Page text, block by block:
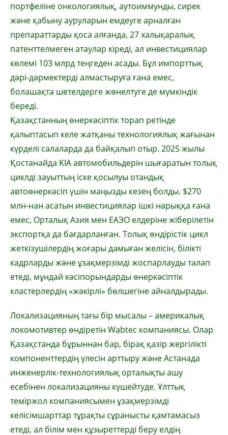
портфеліне онкологиялық, аутоиммунды, сирек
және қабыну ауруларын емдеуге арналған
препараттарды қоса алғанда, 27 халықаралық
патенттелмеген атаулар кіреді, ал инвестициялар
көлемі 103 млрд теңгеден асады. Бұл импорттық
дәрі-дәрмектерді алмастыруға ғана емес,
болашақта шетелдерге жөнелтуге де мүмкіндік
береді.
Қазақстанның өнеркәсіптік торап ретінде
қалыптасып келе жатқаны технологиялық жағынан
күрделі салаларда да байқалып отыр. 2025 жылы
Қостанайда KIA автомобильдерін шығаратын толық
циклді зауыттың іске қосылуы отандық
автоөнеркәсіп үшін маңызды кезең болды. $270
млн-нан асатын инвестициялар ішкі нарыққа ғана
емес, Орталық Азия мен ЕАЭО елдеріне жіберілетін
экспортқа да бағдарланған. Толық өндірістік цикл
жеткізушілердің жоғары дамыған желісін, білікті
кадрларды және ұзақмерзімді жоспарлауды талап
етеді, мұндай кәсіпорындарды өнеркәсіптік
кластерлердің «жәкірлі» бөлшегіне айналдырады.
Локализацияның тағы бір мысалы – америкалық
локомотивтер өндіретін Wabtec компаниясы. Олар
Қазақстанда бұрыннан бар, бірақ қазір жергілікті
компоненттердің үлесін арттыру және Астанада
инженерлік-технологиялық орталықты ашу
есебінен локализацияны күшейтуде. Ұлттық
теміржол компаниясымен ұзақмерзімді
келісімшарттар тұрақты сұранысты қамтамасыз
етеді, ал білім мен құзыреттерді беру елдің